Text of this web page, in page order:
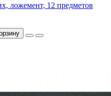
ложемент, 12 предметов